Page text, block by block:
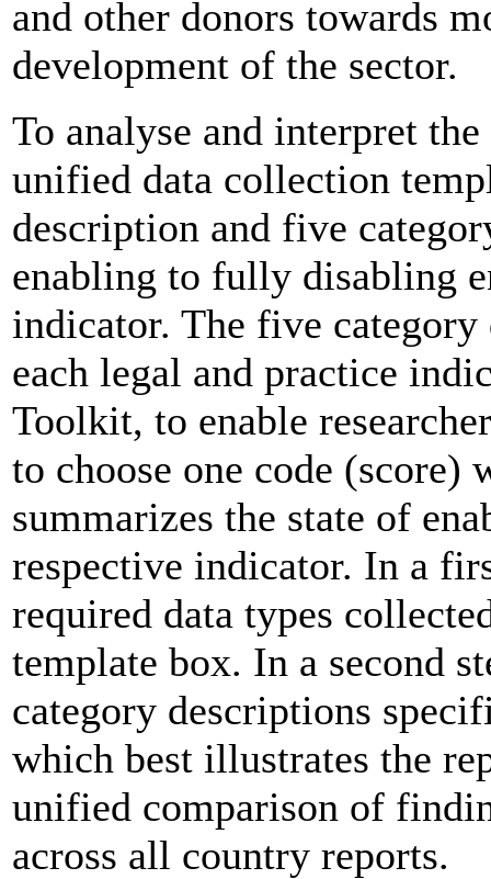
and other donors towards
development of the sector.
To analyse and interpret
unified data collection
description and five
enabling to fully disabling
indicator. The five
each legal and practice
Toolkit, to enable
to choose one code (score)
summarizes the state of
respective indicator. In a
required data types
template box. In a second
category descriptions
which best illustrates the
unified comparison of
across all country reports.